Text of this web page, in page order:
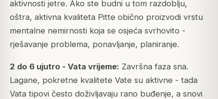
aktivnosti jetre. Ako ste budni u tom razdoblju,
oštra, aktivna kvaliteta Pitte obično proizvodi vrstu
mentalne nemirnosti koja se osjeća svrhovito -
rješavanje problema, ponavljanje, planiranje.
2 do 6 ujutro - Vata vrijeme: Završna faza sna.
Lagane, pokretne kvalitete Vate su aktivne - tada
Vata tipovi često doživljavaju rano buđenje, a snovi